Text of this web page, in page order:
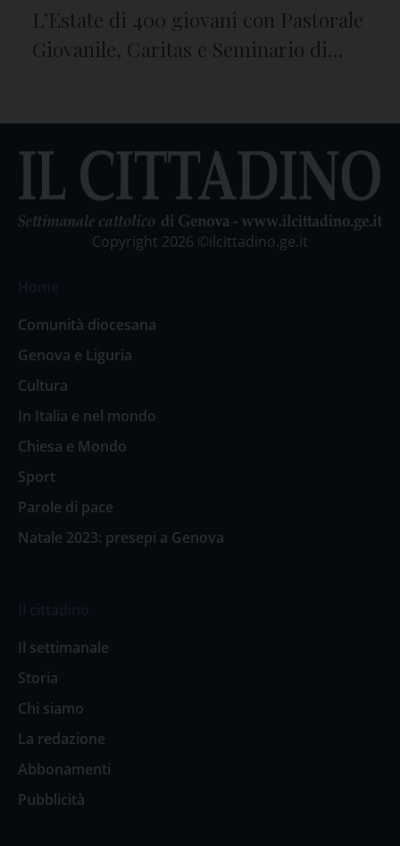
L’Estate di 400 giovani con Pastorale
Giovanile, Caritas e Seminario di
Copyright 2026 ©ilcittadino.ge.it
Comunità diocesana
Genova e Liguria
Cultura
In Italia e nel mondo
Chiesa e Mondo
Sport
Parole di pace
Natale 2023: presepi a Genova
Il settimanale
Storia
Chi siamo
La redazione
Abbonamenti
Pubblicità